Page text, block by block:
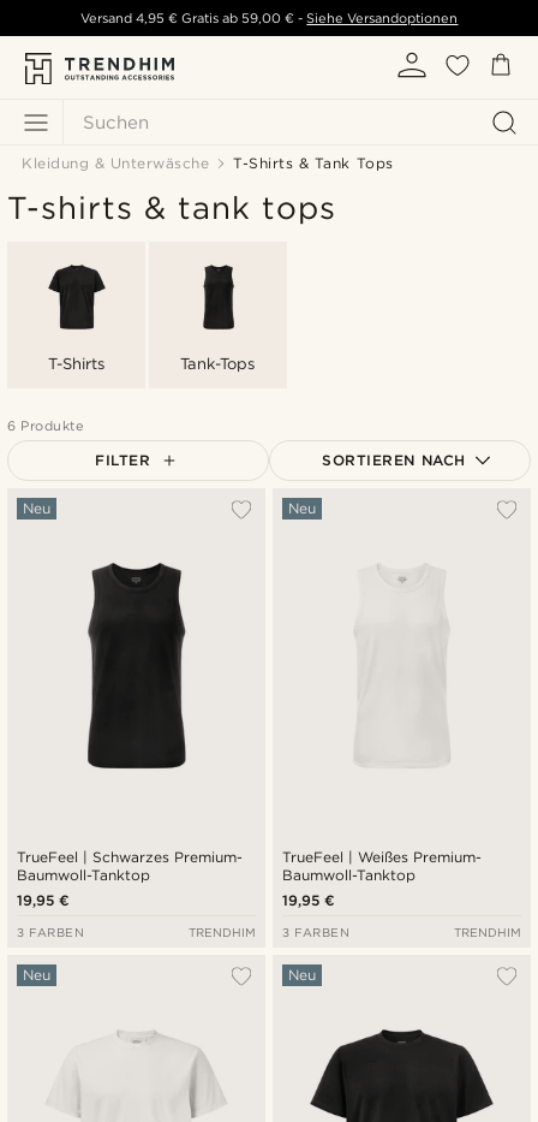
Suchen
Versand 4,95 € Gratis ab 59,00 € - Siehe Versandoptionen
Kleidung & Unterwäsche T-Shirts & Tank Tops
T-shirts & tank tops
T-Shirts Tank-Tops
6 Produkte
FILTER SORTIEREN NACH
Am Beliebtesten
Niedrigster Preis
TrueFeel | Schwarzes Premium-
Baumwoll-Tanktop
Neu
19,95 €
3 FARBEN TRENDHIM
TrueFeel | Weißes Premium-
Baumwoll-Tanktop
Neu
19,95 €
3 FARBEN TRENDHIM
Neu Neu